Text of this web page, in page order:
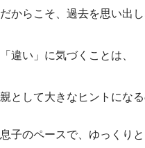
だからこそ、過去を思い出
「違い」に気づくことは、
親として大きなヒントにな
息子のペースで、ゆっくりと